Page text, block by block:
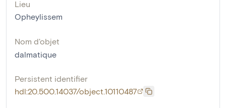
Lieu
Opheylissem
Nom d'objet
dalmatique
Persistent identifier
hdl:20.500.14037/object.10110487